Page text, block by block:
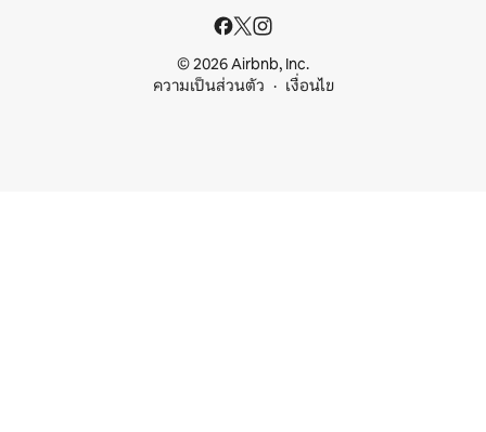
© 2026 Airbnb, Inc.
ความเป็นส่วนตัว
เงื่อนไข